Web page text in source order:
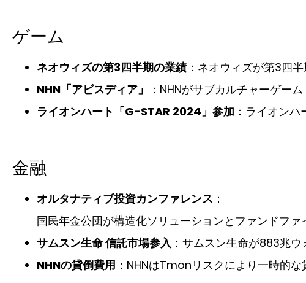
ゲーム
ネオウィズの第3四半期の業績：ネオウィズが第3四
NHN「アビスディア」
：NHNがサブカルチャーゲー
ライオンハート「G-STAR 2024」参加 ：ライオン
金融
オルタナティブ投資カンファレンス ：
国民年金公団が構造化ソリューションとファンドフ
サムスン生命 信託市場参入 ：サムスン生命が883兆
NHNの貸倒費用 ：NHNはTmonリスクにより一時的な